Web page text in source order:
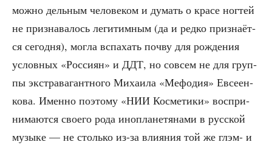
мож­но дель­ным чело­ве­ком и думать о кра­се ног­тей
не при­зна­ва­лось леги­тим­ным (да и ред­ко при­зна­ёт­
ся сего­дня), мог­ла вспа­хать поч­ву для рож­де­ния
услов­ных «Рос­си­ян» и ДДТ, но совсем не для груп­
пы экс­тра­ва­гант­но­го Миха­и­ла «Мефо­дия» Евсе­ен­
ко­ва. Имен­но поэто­му «НИИ Кос­ме­ти­ки» вос­при­
ни­ма­ют­ся сво­е­го рода ино­пла­не­тя­на­ми в рус­ской
музы­ке — не столь­ко из-за вли­я­ния той же глэм- и